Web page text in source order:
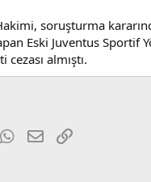
soruşturma
Eski Juventus Sportif
almıştı.
WhatsApp
E-postaLink